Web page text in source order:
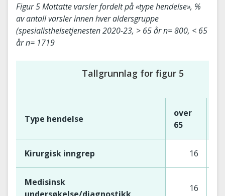
Figur 5 Mottatte varsler fordelt på «type hendelse», %
av antall varsler innen hver aldersgruppe
(spesialisthelsetjenesten 2020-23, > 65 år n= 800, < 65
år n= 1719
Tallgrunnlag for figur 5
Type hendelse
over
65
Kirurgisk inngrep 16
Medisinsk
16